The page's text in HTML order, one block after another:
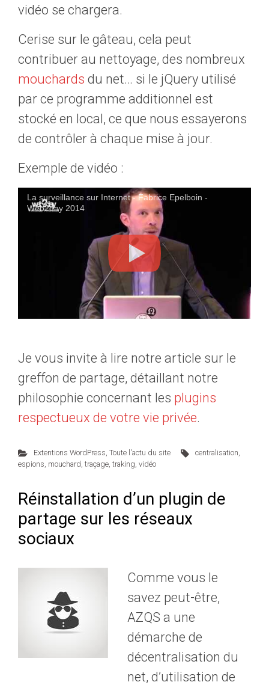
vidéo se chargera.
Cerise sur le gâteau, cela peut
contribuer au nettoyage, des nombreux
mouchards du net… si le jQuery utilisé
par ce programme additionnel est
stocké en local, ce que nous essayerons
de contrôler à chaque mise à jour.
Exemple de vidéo :
La surveillance sur Internet - Fabrice Epelboin -
Web2day 2014
Je vous invite à lire notre article sur le
greffon de partage, détaillant notre
philosophie concernant les plugins
respectueux de votre vie privée.
Extentions WordPress, Toute l'actu du site centralisation,
espions, mouchard, traçage, traking, vidéo
Réinstallation d’un plugin de
partage sur les réseaux
sociaux
Comme vous le
savez peut-être,
AZQS a une
démarche de
décentralisation du
net, d’utilisation de